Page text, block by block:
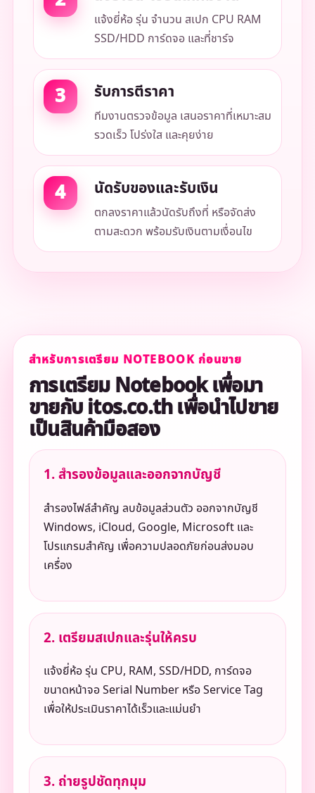
แจ้งยี่ห้อ รุ่น จำนวน สเปก CPU RAM
SSD/HDD การ์ดจอ และที่ชาร์จ
รับการตีราคา
ทีมงานตรวจข้อมูล เสนอราคาที่เหมาะสม
รวดเร็ว โปร่งใส และคุยง่าย
นัดรับของและรับเงิน
ตกลงราคาแล้วนัดรับถึงที่ หรือจัดส่ง
ตามสะดวก พร้อมรับเงินตามเงื่อนไข
สำหรับการเตรียม NOTEBOOK ก่อนขาย
การเตรียม Notebook เพื่อมา
ขายกับ itos.co.th เพื่อนำไปขาย
เป็นสินค้ามือสอง
1. สำรองข้อมูลและออกจากบัญชี
สำรองไฟล์สำคัญ ลบข้อมูลส่วนตัว ออกจากบัญชี
Windows, iCloud, Google, Microsoft และ
โปรแกรมสำคัญ เพื่อความปลอดภัยก่อนส่งมอบ
เครื่อง
2. เตรียมสเปกและรุ่นให้ครบ
แจ้งยี่ห้อ รุ่น CPU, RAM, SSD/HDD, การ์ดจอ
ขนาดหน้าจอ Serial Number หรือ Service Tag
เพื่อให้ประเมินราคาได้เร็วและแม่นยำ
3. ถ่ายรูปชัดทุกมุม